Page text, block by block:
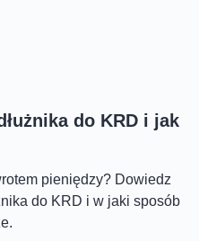
do KRD i jak
pieniędzy? Dowiedz
do KRD i w jaki sposób